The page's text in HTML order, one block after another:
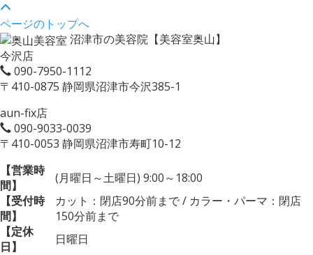
ページのトップへ
沼津市の美容院【美容室奥山】
今沢店
090-7950-1112
〒410-0875 静岡県沼津市今沢385-1
aun-fix店
090-9033-0039
〒410-0053 静岡県沼津市寿町10-12
【営業時
間】
(月曜日～土曜日) 9:00～18:00
【受付時
間】
カット：閉店90分前まで / カラー・パーマ：閉店
150分前まで
【定休
日】
日曜日